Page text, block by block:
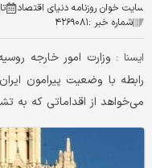
سایت خوان روزنامه دنیای اقتصاد
شماره خبر :۴۲۶۹۰۸۱
ايسنا : وزارت امور خارجه
رابطه با وضعیت پیرامون
می‌خواهد از اقداماتی که به